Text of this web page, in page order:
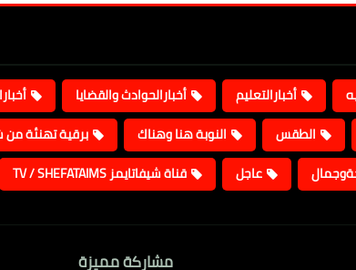
أخبارالتعليم أخبارالحوادث والقضايا
الطقس النوبة هنا وهناك برقية تهنئة من
عاجل قناة شيفاتايمز TV / SHEFATAIMS
مشاركة مميزة